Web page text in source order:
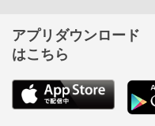
アプリダウンロード
はこちら